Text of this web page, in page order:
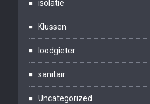
isolatie
Klussen
loodgieter
sanitair
Uncategorized